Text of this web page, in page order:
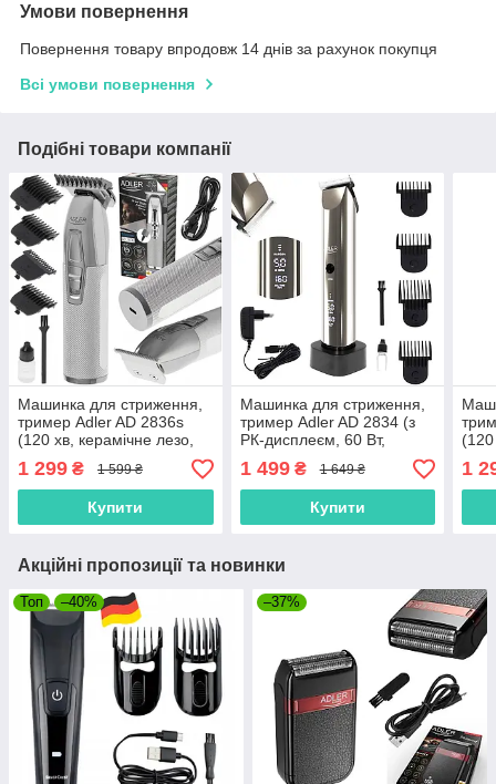
Умови повернення
Повернення товару впродовж 14 днів за рахунок покупця
Всі умови повернення
Подібні товари компанії
Машинка для стриження,
тример Adler AD 2836s
(120 хв, керамічне лезо,
Польща)
1 299 ₴ 1 599 ₴
Купити
Машинка для стриження,
тример Adler AD 2834 (з
РК-дисплеєм, 60 Вт,
Польща)
1 499₴ 1 649 ₴
Купити
(120
1
Акційні пропозиції та новинки
Топ –40% –37%